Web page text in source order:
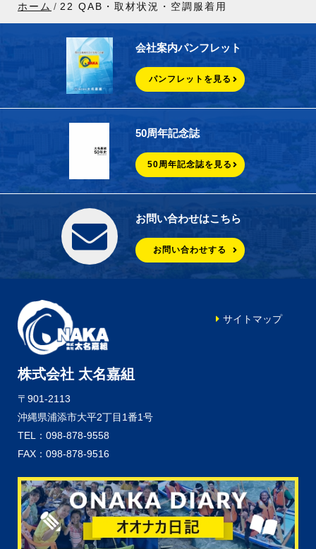
ホーム 22 QAB・取材状況・空調服着用
会社案内パンフレット
パンフレットを見る
50周年記念誌
50周年記念誌を見る
お問い合わせはこちら
お問い合わせする
株式会社 太名嘉組
〒901-2113
沖縄県浦添市大平2丁目1番1号
TEL：098-878-9558
FAX：098-878-9516
サイトマップ